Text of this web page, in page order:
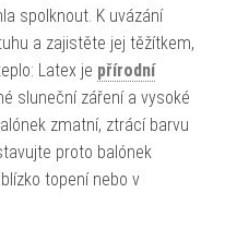
spolknout. K uvázání
a zajistěte jej těžítkem,
Latex je přírodní
sluneční záření a vysoké
zmatní, ztrácí barvu
proto balónek
topení nebo v